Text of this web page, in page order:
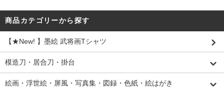
商品カテゴリーから探す
【★New! 】墨絵 武将画Tシャツ
模造刀・居合刀・掛台
絵画・浮世絵・屏風・写真集・図録・色紙・絵はがき